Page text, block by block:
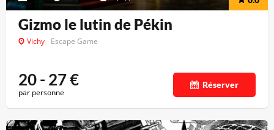
Gizmo le lutin de Pékin
Vichy Escape Game
20 - 27€
par personne
Réserver